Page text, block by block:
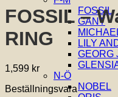
FOSSIL
GANT
LILY
GEORG
N-Ö
NOBEL
FOSSIL –
RING
1,599 kr
Beställningsvara